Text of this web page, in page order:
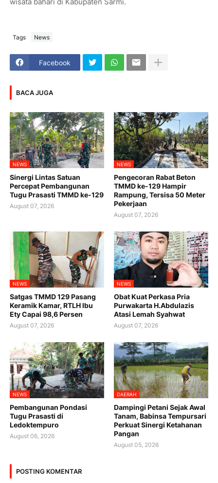
Tags News
Facebook
BACA JUGA
NEWS
Sinergi Lintas Satuan
Percepat Pembangunan
Tugu Prasasti TMMD ke-129
August 07, 2026
NEWS
Pengecoran Rabat Beton
TMMD ke-129 Hampir
Rampung, Tersisa 50 Meter
Pekerjaan
August 07, 2026
NEWS
Satgas TMMD 129 Pasang
Keramik Kamar, RTLH Ibu
Ety Capai 98,6 Persen
August 07, 2026
NEWS
Obat Kuat Perkasa Pria
Purwakarta H.Abdulazis
Atasi Lemah Syahwat
August 07, 2026
NEWS
Pembangunan Pondasi
Tugu Prasasti di
Ledoktempuro
August 06, 2026
DAERAH
Dampingi Petani Sejak Awal
Tanam, Babinsa Tempursari
Perkuat Sinergi Ketahanan
Pangan
August 05, 2026
POSTING KOMENTAR